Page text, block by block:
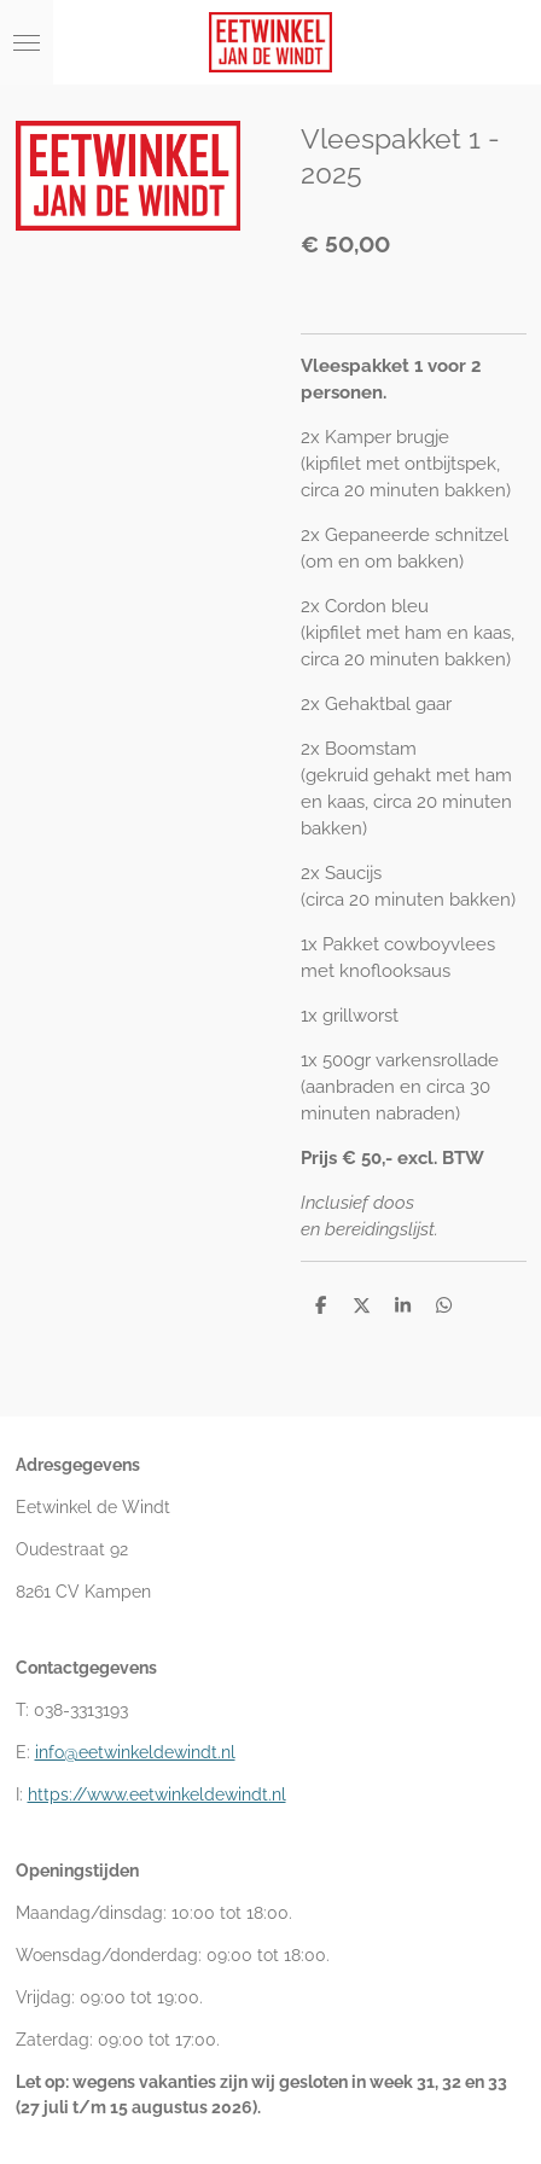
direct
hoofdinhoud
Vleespakket 1 -
2025
€ 50,00
Vleespakket 1 voor 2
personen.
2x Kamper brugje
(kipfilet met ontbijtspek,
circa 20 minuten bakken)
2x Gepaneerde schnitzel
(om en om bakken)
2x Cordon bleu
(kipfilet met ham en kaas,
circa 20 minuten bakken)
2x Gehaktbal gaar
2x Boomstam
(gekruid gehakt met ham
en kaas, circa 20 minuten
bakken)
2x Saucijs
(circa 20 minuten bakken)
1x Pakket cowboyvlees
met knoflooksaus
1x grillworst
1x 500gr varkensrollade
(aanbraden en circa 30
minuten nabraden)
Prijs € 50,- excl. BTW
Inclusief doos
en bereidingslijst.
D
D
S
D
Adresgegevens
Eetwinkel de Windt
Oudestraat 92
8261 CV Kampen
Contactgegevens
T: 038-3313193
E: info@eetwinkeldewindt.nl
I: https://www.eetwinkeldewindt.nl
Openingstijden
Maandag/dinsdag: 10:00 tot 18:00.
Woensdag/donderdag: 09:00 tot 18:00.
Vrijdag: 09:00 tot 19:00.
Zaterdag: 09:00 tot 17:00.
Let op: wegens vakanties zijn wij gesloten in week31, 32 en 33
(27 juli t/m 15 augustus 2026).